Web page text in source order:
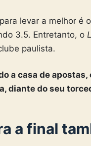
levar a melhor é o
3.5. Entretanto, o
paulista.
a casa de apostas,
diante do seu
a final